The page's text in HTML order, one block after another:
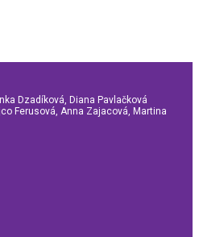
Dzadíková, Diana Pavlačková
Ferusová, Anna Zajacová, Martina